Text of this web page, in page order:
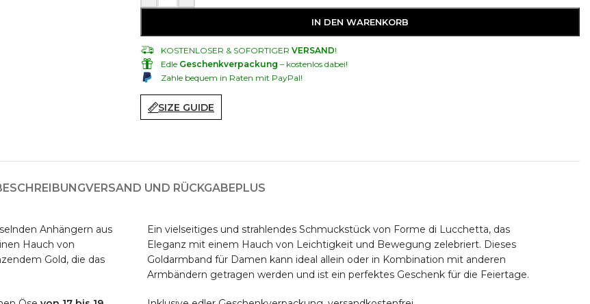
IN DEN WARENKORB
KOSTENLOSER & SOFORTIGER VERSAND!
Edle Geschenkverpackung – kostenlos dabei!
Zahle bequem in Raten mit PayPal!
SIZE GUIDE
VERSAND UND RÜCKGABEPLUS
Anhängern aus
Hauch von
Gold, die das
Ein vielseitiges und strahlendes Schmuckstück von Forme di Lucchetta, das
Eleganz mit einem Hauch von Leichtigkeit und Bewegung zelebriert. Dieses
Goldarmband für Damen kann ideal allein oder in Kombination mit anderen
Armbändern getragen werden und ist ein perfektes Geschenk für die Feiertage.